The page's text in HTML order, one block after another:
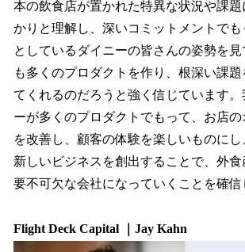
本の飲食店が置かれた特異な状況や課題
かりと理解し、深いコミットメントでも
としているダイニーの皆さんの姿勢を
も多くのプロダクトを作り、根深い課
てくれるのだろうと強く信じています
ーが多くのプロダクトでもって、お店
を改善し、顧客の体験を楽しいものに
新しいビジネスを創出することで、外
要不可欠な会社になっていくことを確信
Flight Deck Capital ｜Jay Kahn